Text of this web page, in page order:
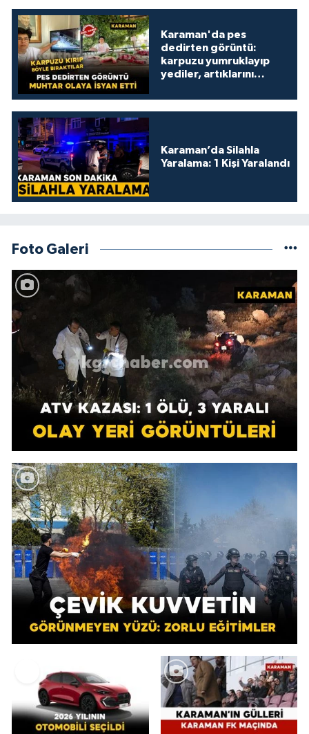
Karaman'da pes
dedirten görüntü:
karpuzu yumruklayıp
yediler, artıklarını
Karaman’da Silahla
Yaralama: 1 Kişi Yaralandı
Foto Galeri